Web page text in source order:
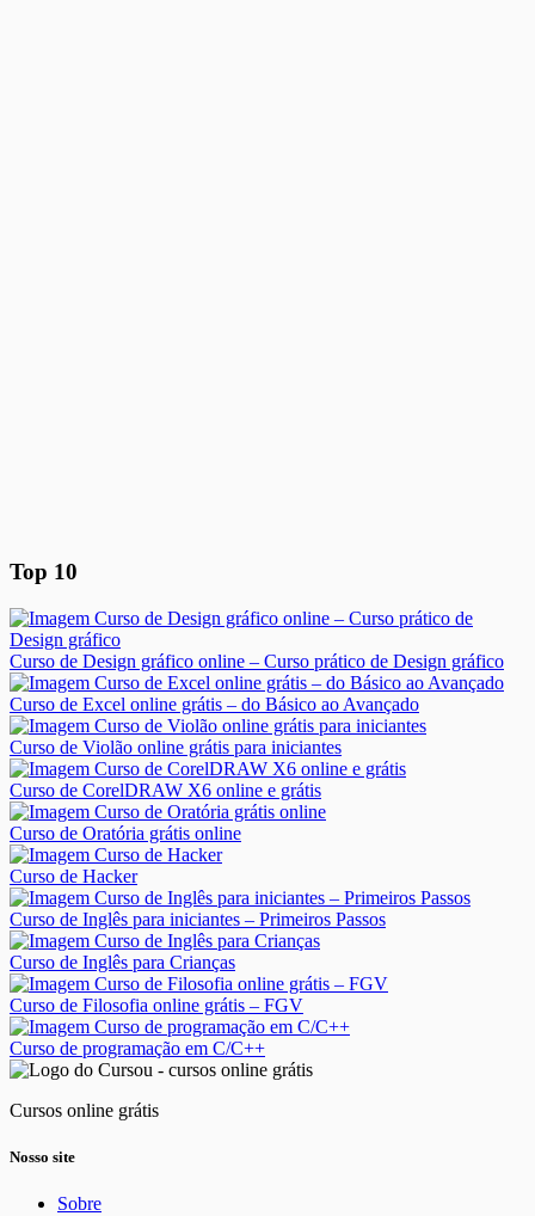
Top 10
Curso de Design gráfico online – Curso prático de Design gráfico
Curso de Excel online grátis – do Básico ao Avançado
Curso de Violão online grátis para iniciantes
Curso de CorelDRAW X6 online e grátis
Curso de Oratória grátis online
Curso de Hacker
Curso de Inglês para iniciantes – Primeiros Passos
Curso de Inglês para Crianças
Curso de Filosofia online grátis – FGV
Curso de programação em C/C++
Cursos online grátis
Nosso site
Sobre